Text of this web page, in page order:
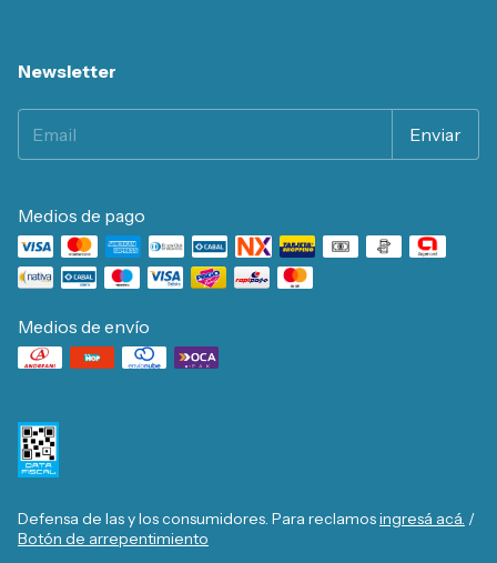
Newsletter
Medios de pago
Medios de envío
Defensa de las y los consumidores. Para reclamosingresá acá. /
Botón de arrepentimiento